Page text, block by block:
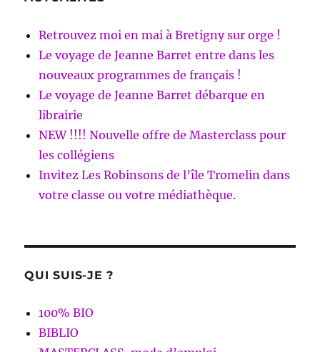
Retrouvez moi en mai à Bretigny sur orge !
Le voyage de Jeanne Barret entre dans les
nouveaux programmes de français !
Le voyage de Jeanne Barret débarque en
librairie
NEW !!!! Nouvelle offre de Masterclass pour
les collégiens
Invitez Les Robinsons de l’île Tromelin dans
votre classe ou votre médiathèque.
QUI SUIS-JE ?
100% BIO
BIBLIO